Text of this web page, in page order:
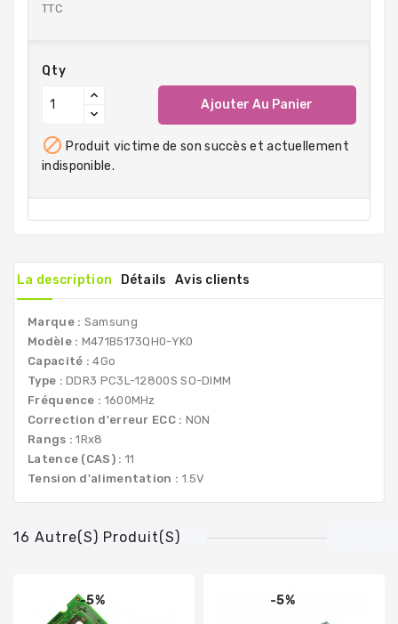
TTC
Qty
Ajouter Au Panier
 Produit victime de son succès et actuellement
indisponible.
La description Détails Avis clients
Marque : Samsung
Modèle : M471B5173QH0-YK0
Capacité :4Go
Type :DDR3 PC3L-12800S SO-DIMM
Fréquence : 1600MHz
Correction d'erreur ECC : NON
Rangs :1Rx8
Latence (CAS) : 11
Tension d'alimentation : 1.5V
16 Autre(s) Produit(s)
-5% -5%